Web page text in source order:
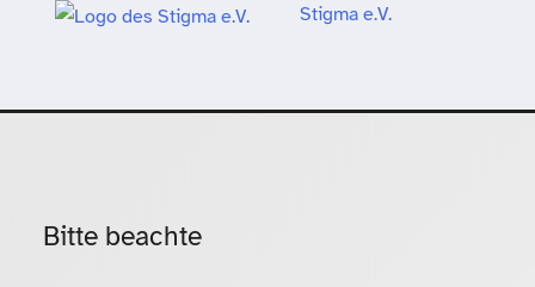
Stigma e.V.
Bitte beachte